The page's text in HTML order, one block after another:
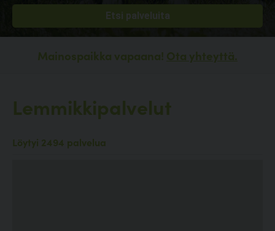
Mainospaikka vapaana! Ota yhteyttä.
Lemmikkipalvelut
Löytyi 2494 palvelua